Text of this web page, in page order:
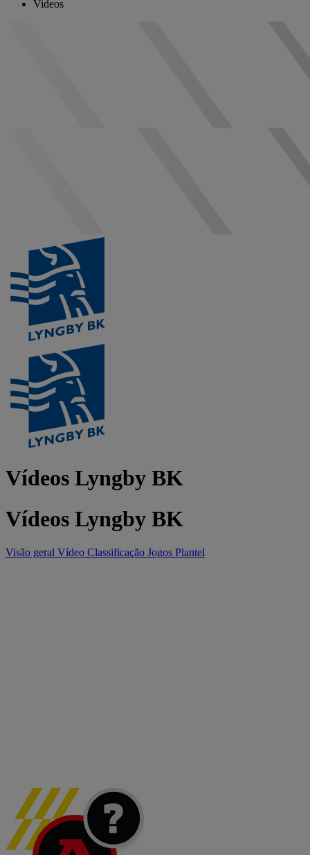
Videos
Vídeos Lyngby BK
Vídeos Lyngby BK
Visão geral Vídeo Classificação Jogos Plantel